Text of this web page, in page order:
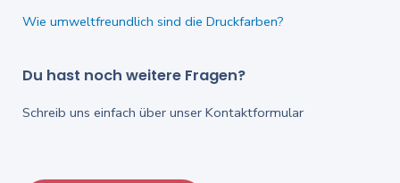
Wie umweltfreundlich sind die Druckfarben?
Du hast noch weitere Fragen?
Schreib uns einfach über unser Kontaktformular